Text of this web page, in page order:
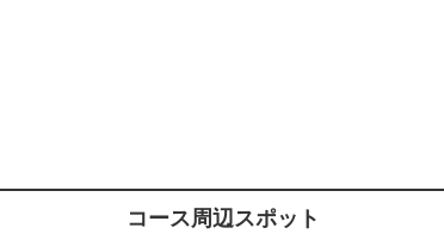
コース周辺スポット